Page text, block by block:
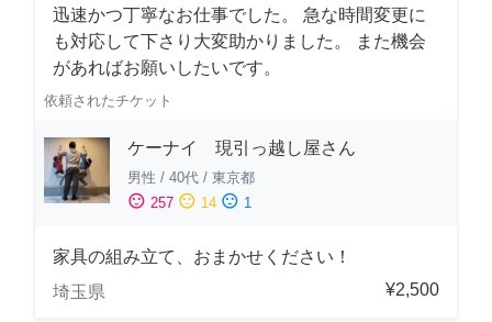
迅速かつ丁寧なお仕事でした。 急な時間変更に
も対応して下さり大変助かりました。 また機会
があればお願いしたいです。
依頼されたチケット
ケーナイ 現引っ越し屋さん
男性 / 40代 / 東京都
sentiment_satisfied 257 sentiment_neutral 14 sentiment_dissatisfied 1
家具の組み立て、おまかせください！
埼玉県
¥2,500